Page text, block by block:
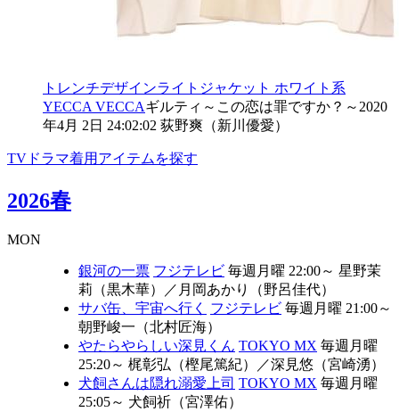
トレンチデザインライトジャケット ホワイト系
YECCA VECCAギルティ～この恋は罪ですか？～ 2020
年4月 2日 24:02:02 荻野爽（新川優愛）
TVドラマ着用アイテムを探す
2026春
MON
銀河の一票 フジテレビ 毎週月曜 22:00～ 星野茉
莉（黒木華）
／ 月岡あかり（野呂佳代）
サバ缶、宇宙へ行く
フジテレビ 毎週月曜 21:00～
朝野峻一（北村匠海）
やたらやらしい深見くん TOKYO MX 毎週月曜
25:20～ 梶彰弘（樫尾篤紀） ／深見悠（宮崎湧）
犬飼さんは隠れ溺愛上司 TOKYO MX 毎週月曜
25:05～ 犬飼祈（宮澤佑）